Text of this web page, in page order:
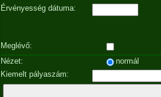
Érvényesség dátuma:
Meglévő:
Nézet:
normál
Kiemelt pályaszám: